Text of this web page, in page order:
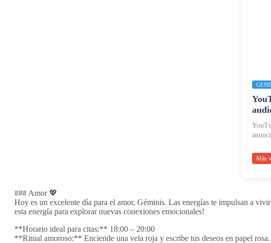
Más
### Amor 💖
Hoy es un excelente día para el amor, Géminis. Las energías te impulsan a
esta energía para explorar nuevas conexiones emocionales!
**Horario ideal para citas:** 18:00 – 20:00
**Ritual amoroso:** Enciende una vela roja y escribe tus deseos en papel rosa.